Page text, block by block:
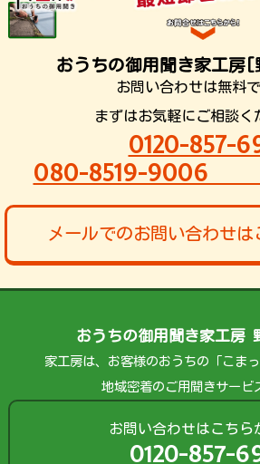
おうちの御用聞き家工房[
お問い合わせは無料で
まずはお気軽にご相談く
0120-857-
080-8519-
メールでのお問い合わせは
おうちの御用聞き家工房
家工房は、お客様のおうちの「こまっ
地域密着のご用聞きサービ
お問い合わせはこちら
0120-857-